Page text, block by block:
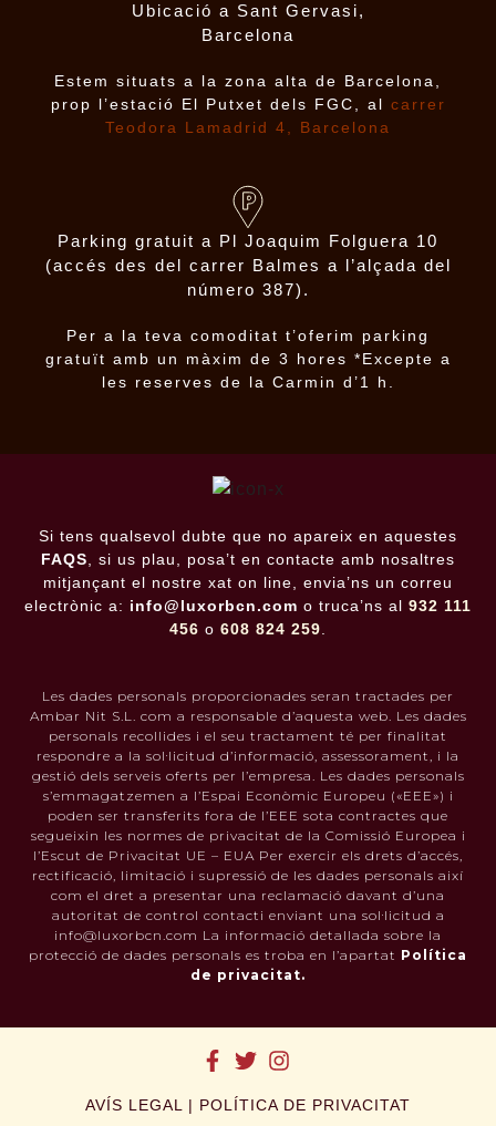
Ubicació a Sant Gervasi,
Barcelona
Estem situats a la zona alta de Barcelona,
prop l’estació El Putxet dels FGC, al carrer
Teodora Lamadrid 4, Barcelona
Parking gratuit a Pl Joaquim Folguera 10
(accés des del carrer Balmes a l’alçada del
número 387).
Per a la teva comoditat t’oferim parking
gratuït amb un màxim de 3 hores *Excepte a
les reserves de la Carmin d’1 h.
Si tens qualsevol dubte que no apareix en aquestes
FAQS, si us plau, posa’t en contacte amb nosaltres
mitjançant el nostre xat on line, envia’ns un correu
electrònic a: info@luxorbcn.com o truca’ns al 932 111
456 o 608 824 259.
Les dades personals proporcionades seran tractades per
Ambar Nit S.L. com a responsable d’aquesta web. Les dades
personals recollides i el seu tractament té per finalitat
respondre a la sol·licitud d’informació, assessorament, i la
gestió dels serveis oferts per l’empresa. Les dades personals
s’emmagatzemen a l’Espai Econòmic Europeu («EEE») i
poden ser transferits fora de l’EEE sota contractes que
segueixin les normes de privacitat de la Comissió Europea i
l’Escut de Privacitat UE – EUA Per exercir els drets d’accés,
rectificació, limitació i supressió de les dades personals així
com el dret a presentar una reclamació davant d’una
autoritat de control contacti enviant una sol·licitud a
info@luxorbcn.com La informació detallada sobre la
protecció de dades personals es troba en l’apartat Política
de privacitat.
AVÍS LEGAL | POLÍTICA DE PRIVACITAT